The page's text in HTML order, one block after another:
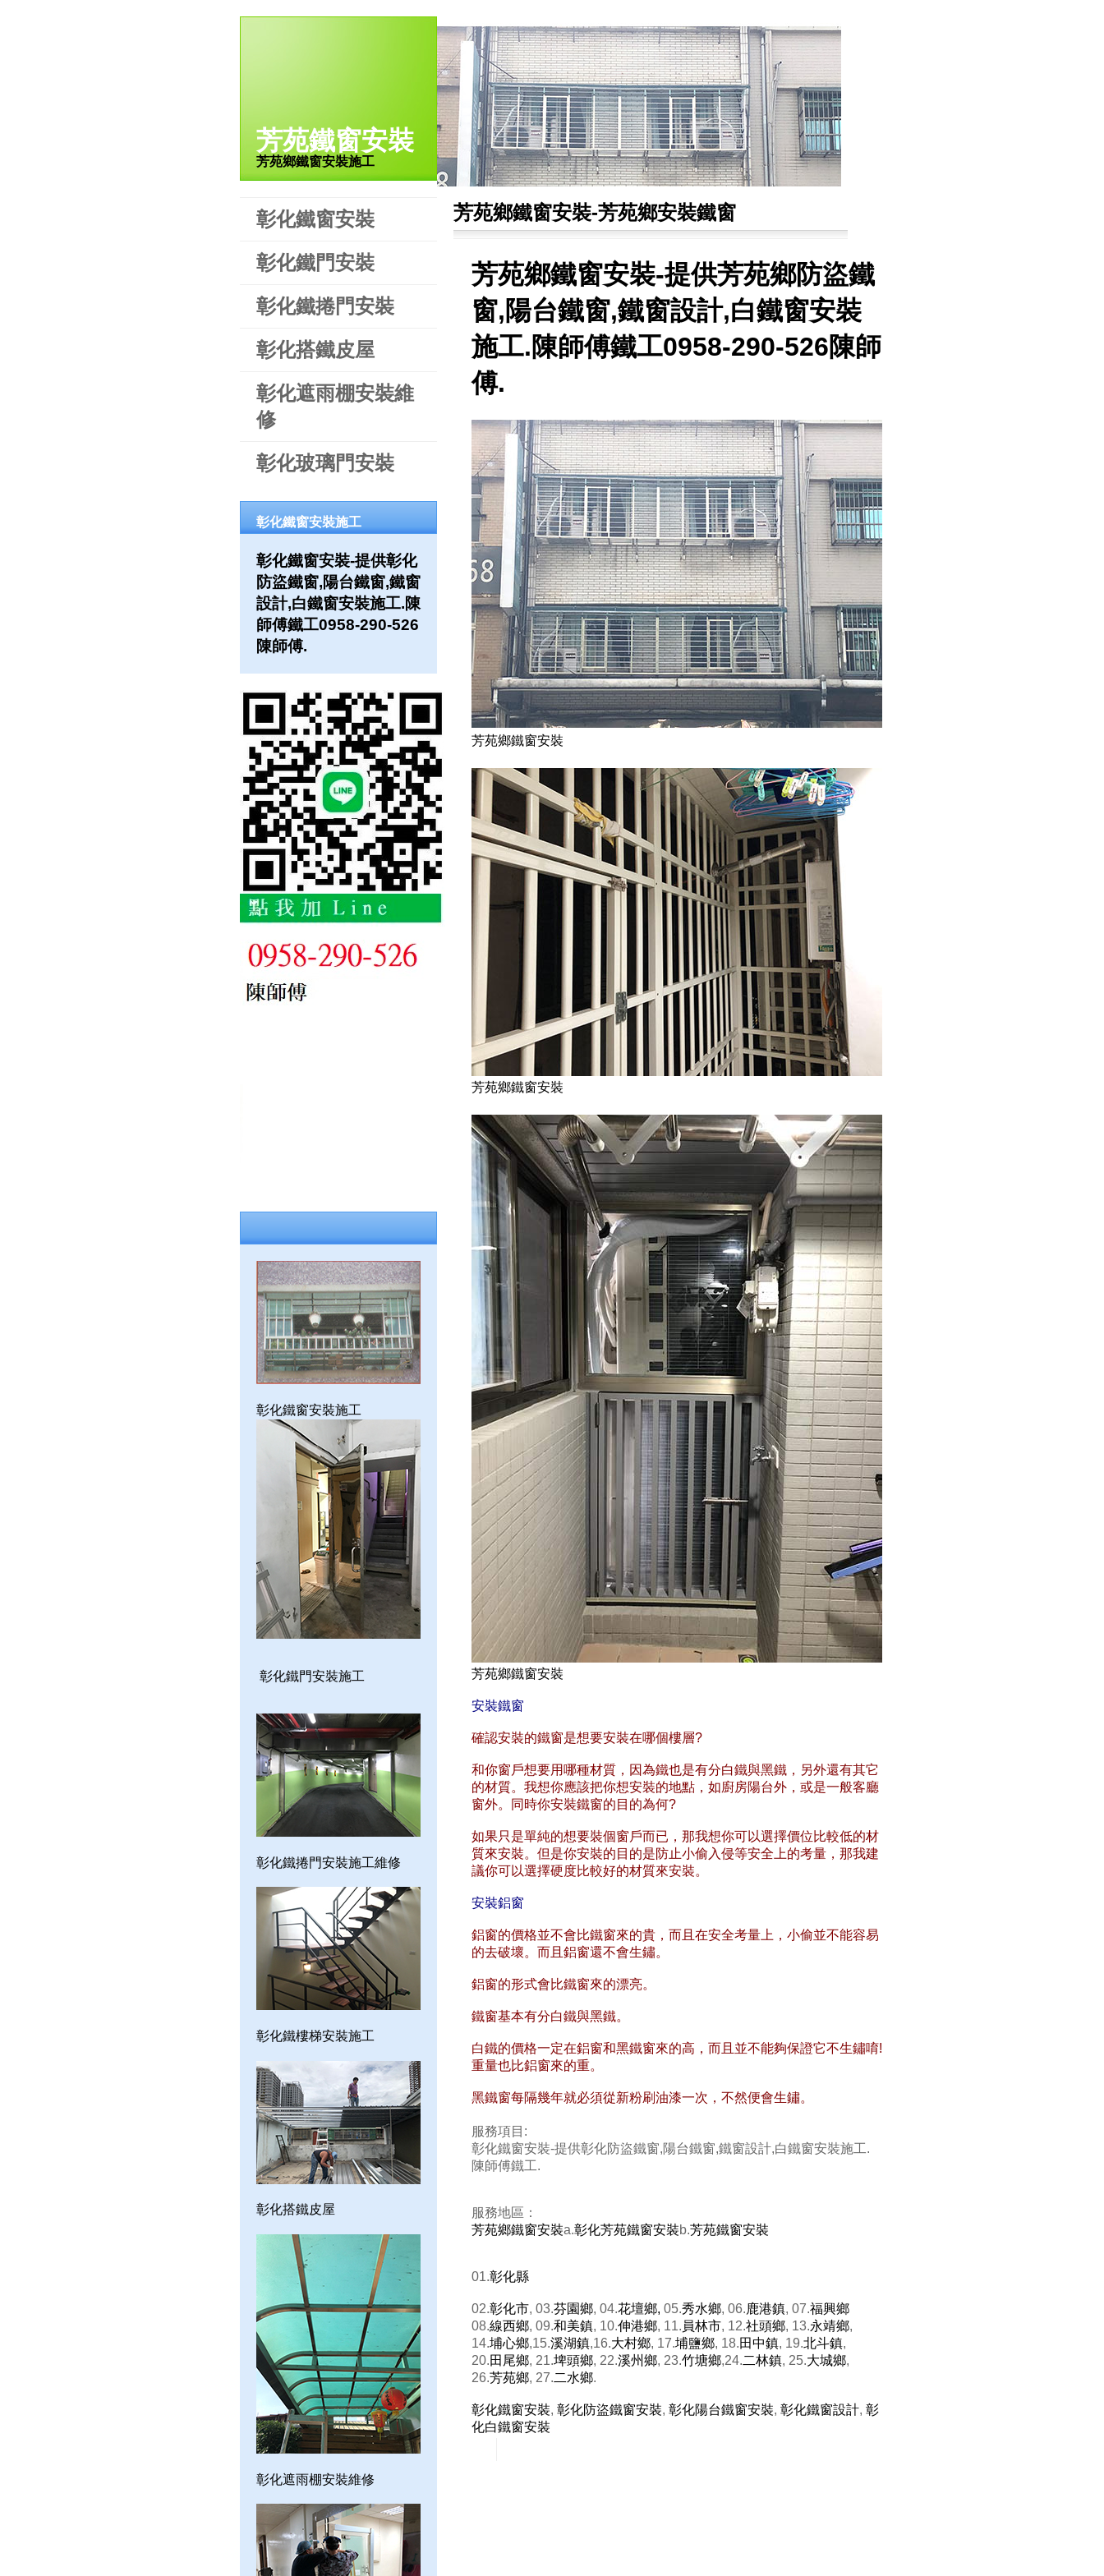
芳苑鐵窗安裝
芳苑鄉鐵窗安裝施工
彰化鐵窗安裝
彰化鐵門安裝
彰化鐵捲門安裝
彰化搭鐵皮屋
彰化遮雨棚安裝維
修
彰化玻璃門安裝
彰化鐵窗安裝施工
彰化鐵窗安裝-提供彰化
防盜鐵窗,陽台鐵窗,鐵窗
設計,白鐵窗安裝施工.陳
師傅鐵工0958-290-526
陳師傅.
彰化鐵窗安裝施工
彰化鐵門安裝施工
彰化鐵捲門安裝施工維修
彰化鐵樓梯安裝施工
彰化搭鐵皮屋
彰化遮雨棚安裝維修
芳苑鄉鐵窗安裝-芳苑鄉安裝鐵窗
芳苑鄉鐵窗安裝-提供芳苑鄉防盜鐵
窗,陽台鐵窗,鐵窗設計,白鐵窗安裝
施工.陳師傅鐵工0958-290-526陳師
傅.
芳苑鄉鐵窗安裝
芳苑鄉鐵窗安裝
芳苑鄉鐵窗安裝
安裝鐵窗
確認安裝的鐵窗是想要安裝在哪個樓層?
和你窗戶想要用哪種材質，因為鐵也是有分白鐵與黑鐵，另外還有其它
的材質。我想你應該把你想安裝的地點，如廚房陽台外，或是一般客廳
窗外。同時你安裝鐵窗的目的為何?
如果只是單純的想要裝個窗戶而已，那我想你可以選擇價位比較低的材
質來安裝。但是你安裝的目的是防止小偷入侵等安全上的考量，那我建
議你可以選擇硬度比較好的材質來安裝。
安裝鋁窗
鋁窗的價格並不會比鐵窗來的貴，而且在安全考量上，小偷並不能容易
的去破壞。而且鋁窗還不會生鏽。
鋁窗的形式會比鐵窗來的漂亮。
鐵窗基本有分白鐵與黑鐵。
白鐵的價格一定在鋁窗和黑鐵窗來的高，而且並不能夠保證它不生鏽唷!
重量也比鋁窗來的重。
黑鐵窗每隔幾年就必須從新粉刷油漆一次，不然便會生鏽。
服務項目:
彰化鐵窗安裝-提供彰化防盜鐵窗,陽台鐵窗,鐵窗設計,白鐵窗安裝施工.
陳師傅鐵工.
服務地區：
芳苑鄉鐵窗安裝a.彰化芳苑鐵窗安裝b.芳苑鐵窗安裝
01.彰化縣
02.彰化市, 03.芬園鄉, 04.花壇鄉, 05.秀水鄉, 06.鹿港鎮, 07.福興鄉
08.線西鄉, 09.和美鎮, 10.伸港鄉, 11. 員林市, 12.社頭鄉, 13.永靖鄉,
14.埔心鄉,15.溪湖鎮,16.大村鄉, 17.埔鹽鄉, 18.田中鎮, 19.北斗鎮,
20.田尾鄉, 21.埤頭鄉, 22.溪州鄉, 23.竹塘鄉,24.二林鎮, 25.大城鄉,
26.芳苑鄉, 27.二水鄉.
彰化鐵窗安裝, 彰化防盜鐵窗安裝, 彰化陽台鐵窗安裝, 彰化鐵窗設計, 彰
化白鐵窗安裝